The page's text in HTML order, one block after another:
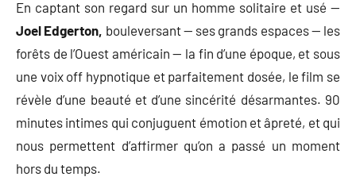
En captant son regard sur un homme solitaire et usé —
Joel Edgerton, bouleversant — ses grands espaces — les
forêts de l’Ouest américain — la fin d’une époque, et sous
une voix off hypnotique et parfaitement dosée, le film se
révèle d’une beauté et d’une sincérité désarmantes. 90
minutes intimes qui conjuguent émotion et âpreté, et qui
nous permettent d’affirmer qu’on a passé un moment
hors du temps.